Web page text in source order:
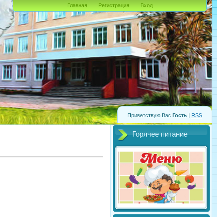
Приветствую Вас Гость | RSS
Главная Регистрация Вход
Горячее питание